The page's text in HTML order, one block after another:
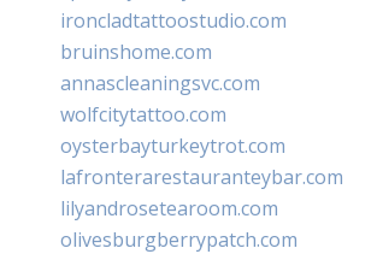
ironcladtattoostudio.com
bruinshome.com
annascleaningsvc.com
wolfcitytattoo.com
oysterbayturkeytrot.com
lafronterarestauranteybar.com
lilyandrosetearoom.com
olivesburgberrypatch.com